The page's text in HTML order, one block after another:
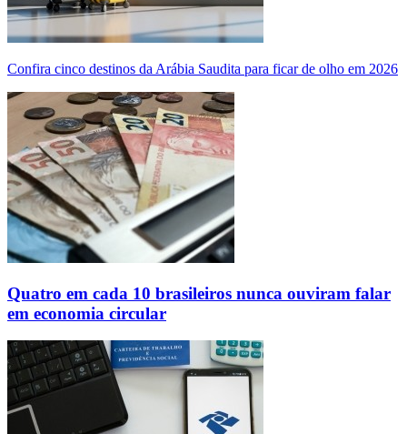
Confira cinco destinos da Arábia Saudita para ficar de olho em 2026
Quatro em cada 10 brasileiros nunca ouviram falar
em economia circular